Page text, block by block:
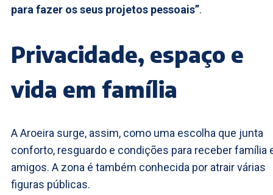
para fazer os seus projetos pessoais”.
Privacidade, espaço e
vida em família
A Aroeira surge, assim, como uma escolha que junta
conforto, resguardo e condições para receber família
amigos. A zona é também conhecida por atrair várias
figuras públicas.